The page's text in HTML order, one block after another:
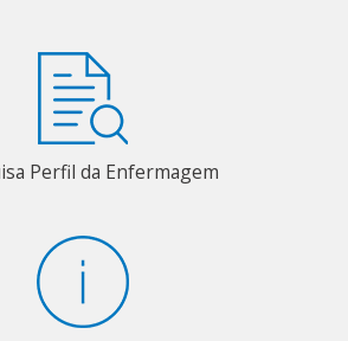
Perfil da Enfermagem